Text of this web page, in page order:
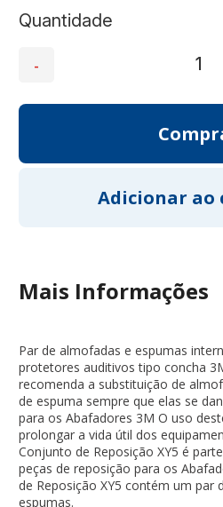
Quantidade
Mais Informações
Par de almofadas e espumas
protetores auditivos tipo concha
recomenda a substituição de
de espuma sempre que elas se
para os Abafadores 3M O uso
prolongar a vida útil dos
Conjunto de Reposição XY5 é
peças de reposição para os
de Reposição XY5 contém um par
espumas.